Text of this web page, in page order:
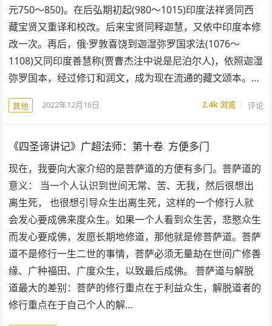
元750～850)。在后弘期初起(980～1015)印度法祥贤同西
藏宝贤又重译和校改。后来宝贤同释迦慧，又依中印度本修
改一次。再后，俄·罗敦喜饶到迦湿弥罗国求法(1076～
1108)又同印度善慧称(贾曹杰注中说是尼泊尔人)，依照迦湿
弥罗国本，经过修订和润文，成为现在流通的藏文颂本。…
其他 2022年12月16日 2.4k浏览 评论
《四圣谛讲记》广超法师：第十卷 方便多门
现在，我要向大家介绍的是菩萨道的方便有多门。菩萨道的
意义： 当一个人认识到世间无常、苦、无我，然后很想出
离生死， 也很想引导众生出离生死，这样的一个修行人就
会发心要成佛来度众生。如果一个人看到众生苦，悲愍众生
而发心要成佛，发愿长期地修道，那他就是修菩萨道。菩萨
道不是修行一生二世的事情，菩萨必须无量劫在世间广修善
缘、广种福田、广度众生，以致最后成佛。 菩萨道与解脱
道最大的差别：菩萨的修行重点在于利益众生，解脱道者的
修行重点在于自己个人的解…